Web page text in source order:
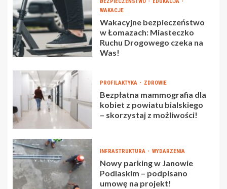
WAKACJE
Wakacyjne bezpieczeństwo
w Łomazach: Miasteczko
Ruchu Drogowego czeka na
Was!
PROFILAKTYKA ZDROWIE
Bezpłatna mammografia dla
kobiet z powiatu bialskiego
– skorzystaj z możliwości!
INFRASTRUKTURA WYDARZENIA
Nowy parking w Janowie
Podlaskim – podpisano
umowę na projekt!